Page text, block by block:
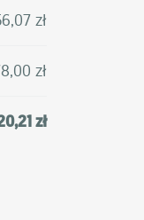
zł
zł
zł